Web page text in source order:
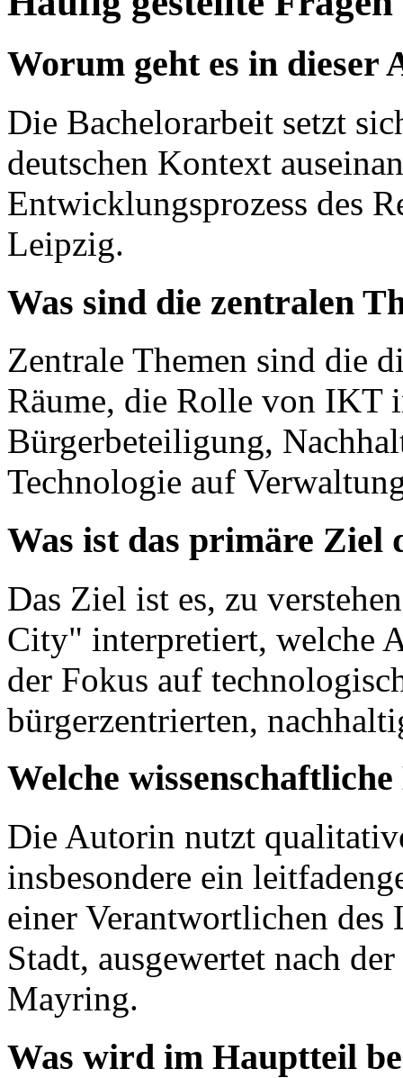
Worum geht es in dieser
Die Bachelorarbeit setzt
deutschen Kontext
Entwicklungsprozess des
Leipzig.
Was sind die zentralen
Zentrale Themen sind die
Räume, die Rolle von IKT
Bürgerbeteiligung,
Technologie auf
Was ist das primäre Ziel
Das Ziel ist es, zu
City" interpretiert, welche
der Fokus auf
bürgerzentrierten,
Welche
Die Autorin nutzt
insbesondere ein
einer Verantwortlichen
Stadt, ausgewertet nach
Mayring.
Was wird im Hauptteil